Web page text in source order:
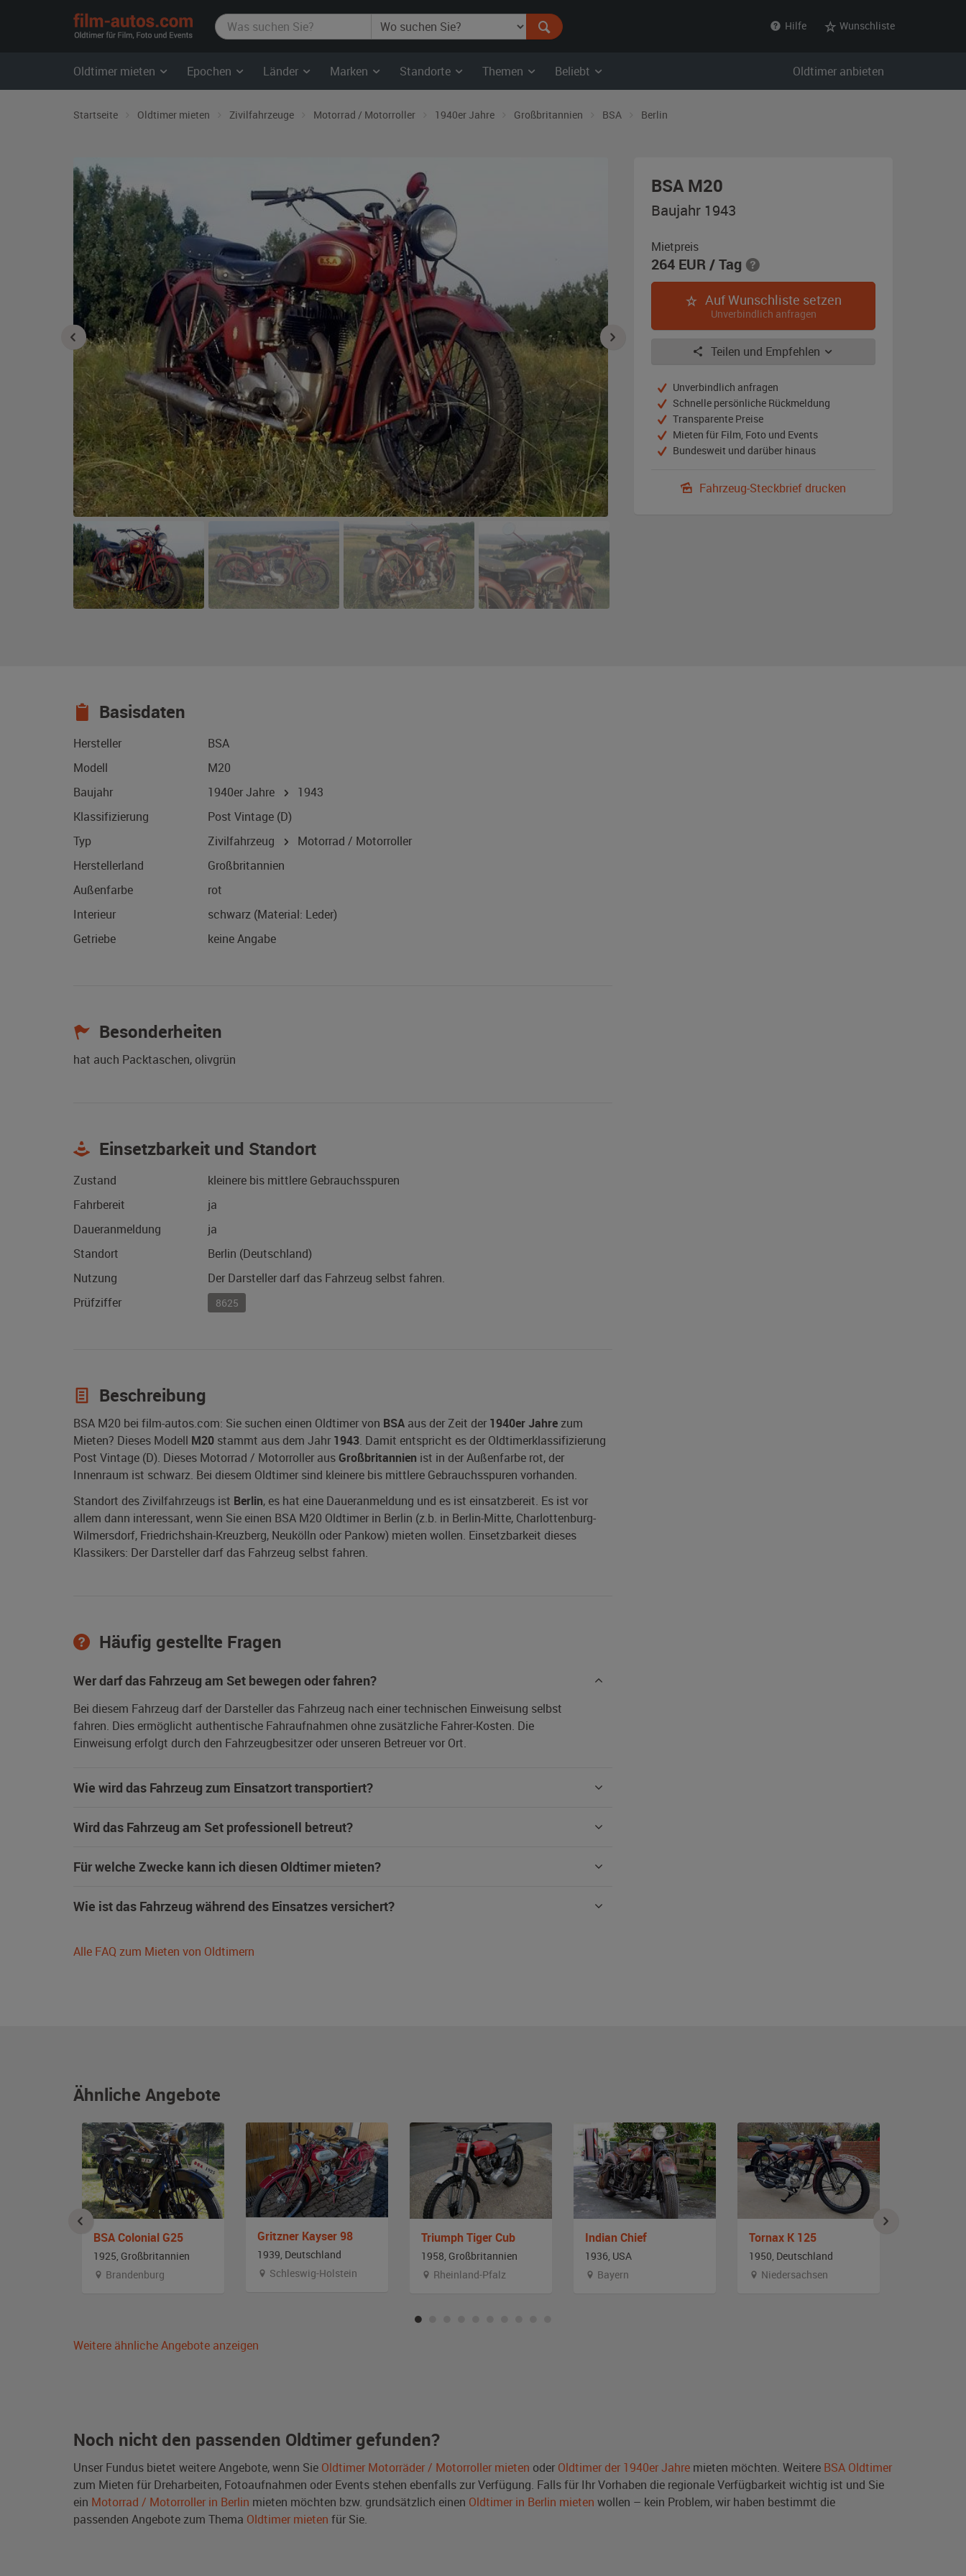
film-
autos.com
Hilfe Wunschliste
Oldtimer mieten Epochen Länder Marken Standorte Themen Beliebt Oldtimer anbieten
Startseite Oldtimer mieten Zivilfahrzeuge Motorrad / Motorroller 1940er Jahre Großbritannien BSA Berlin
BSA M20
Baujahr
Baujahr 1943
Mietpreis
264 EUR/ Tag
Auf Wunschliste setzen
Unverbindlich anfragen
Teilen und Empfehlen
Unverbindlich anfragen
Schnelle persönliche Rückmeldung
Transparente Preise
Mieten für Film, Foto und Events
Bundesweit und darüber hinaus
Fahrzeug-Steckbrief drucken
Basisdaten
Hersteller
BSA
Modell
M20
Baujahr
1940er Jahre
1943
Klassifizierung
Post Vintage (D)
Typ
Zivilfahrzeug
Motorrad / Motorroller
Herstellerland
Großbritannien
Außenfarbe
rot
Interieur
schwarz (Material: Leder)
Getriebe
keine Angabe
Besonderheiten
hat auch Packtaschen, olivgrün
Einsetzbarkeit und Standort
Zustand
kleinere bis mittlere Gebrauchsspuren
Fahrbereit
ja
Daueranmeldung
ja
Standort
Berlin (Deutschland)
Nutzung
Der Darsteller darf das Fahrzeug selbst fahren.
Prüfziffer
8625
Beschreibung
BSA M20 bei film-autos.com: Sie suchen einen Oldtimer von BSA aus der Zeit der 1940er Jahrezum
Mieten? Dieses Modell M20 stammt aus dem Jahr 1943. Damit entspricht es der Oldtimerklassifizierung
Post Vintage (D). Dieses Motorrad / Motorroller aus Großbritannien ist in der Außenfarbe rot, der
Innenraum ist schwarz. Bei diesem Oldtimer sind kleinere bis mittlere Gebrauchsspuren vorhanden.
Standort des Zivilfahrzeugs ist Berlin, es hat eine Daueranmeldung und es ist einsatzbereit. Es ist vor
allem dann interessant, wenn Sie einen BSA M20 Oldtimer in Berlin (z.b. in Berlin-Mitte, Charlottenburg-
Wilmersdorf, Friedrichshain-Kreuzberg, Neukölln oder Pankow) mieten wollen. Einsetzbarkeit dieses
Klassikers: Der Darsteller darf das Fahrzeug selbst fahren.
Häufig gestellte Fragen
Wer darf das Fahrzeug am Set bewegen oder fahren?
Bei diesem Fahrzeug darf der Darsteller das Fahrzeug nach einer technischen Einweisung selbst
fahren. Dies ermöglicht authentische Fahraufnahmen ohne zusätzliche Fahrer-Kosten. Die
Einweisung erfolgt durch den Fahrzeugbesitzer oder unseren Betreuer vor Ort.
Wie wird das Fahrzeug zum Einsatzort transportiert?
Wird das Fahrzeug am Set professionell betreut?
Für welche Zwecke kann ich diesen Oldtimer mieten?
Wie ist das Fahrzeug während des Einsatzes versichert?
Alle FAQ zum Mieten von Oldtimern
Ähnliche Angebote
BSA Colonial G25
1925, Großbritannien
Brandenburg
Gritzner Kayser 98
1939, Deutschland
Schleswig-Holstein
Triumph Tiger Cub
1958, Großbritannien
Rheinland-Pfalz
Indian Chief
1936, USA
Bayern
Tornax K 125
1950, Deutschland
Niedersachsen
Weitere ähnliche Angebote anzeigen
Noch nicht den passenden Oldtimer gefunden?
Unser Fundus bietet weitere Angebote, wenn Sie Oldtimer Motorräder / Motorroller mieten oder Oldtimer der 1940er Jahre mieten möchten. Weitere BSA Oldtimer
zum Mieten für Dreharbeiten, Fotoaufnahmen oder Events stehen ebenfalls zur Verfügung. Falls für Ihr Vorhaben die regionale Verfügbarkeit wichtig ist und Sie
ein Motorrad / Motorroller in Berlin mieten möchten bzw. grundsätzlich einen Oldtimer in Berlin mieten wollen – kein Problem, wir haben bestimmt die
passenden Angebote zum Thema Oldtimer mieten für Sie.